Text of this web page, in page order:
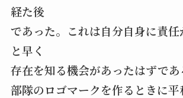
経た後
であった。これは自分自身に責任
と早く
存在を知る機会があったはずであ
部隊のロゴマークを作るときに平